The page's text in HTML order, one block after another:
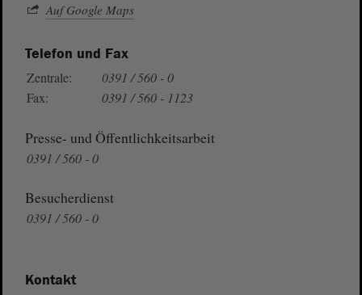
Auf Google Maps
Telefon und Fax
Zentrale:
0391 / 560 - 0
Fax:
0391 / 560 - 1123
Presse- und Öffentlichkeitsarbeit
0391 / 560 - 0
Besucherdienst
0391 / 560 - 0
Kontakt